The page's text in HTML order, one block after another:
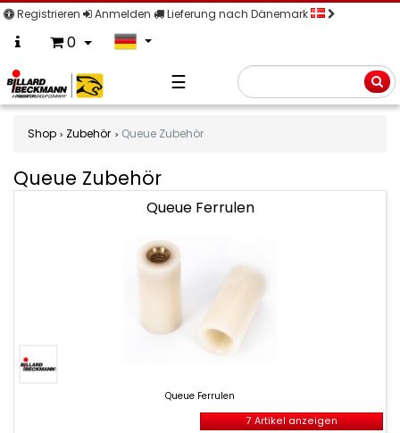
Registrieren Anmelden Lieferung nach Dänemark
0
☰
Shop Zubehör Queue Zubehör
Queue Zubehör
Queue
Queue Ferrulen
Queue
Queue Ferrulen
7 Artikel anzeigen